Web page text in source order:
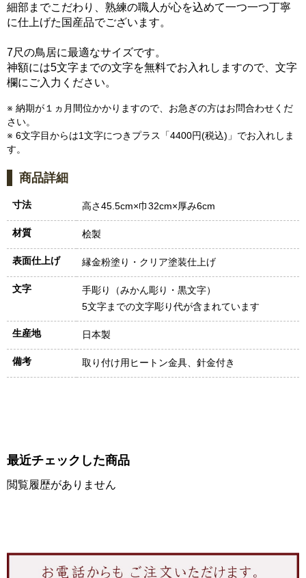
細部までこだわり、熟練の職人が心を込めて一つ一つ丁寧
に仕上げた国産品でございます。
7尺の鳥居に最適なサイズです。
神額には5文字までの文字を無料でお入れしますので、文字
欄にご入力ください。
※ 納期が１ヵ月間位かかりますので、お急ぎの方はお問合わせくだ
さい。
※ 6文字目からは1文字につきプラス「4400円(税込)」でお入れしま
す。
商品詳細
寸法 高さ45.5cm×巾32cm×厚み6cm
材質 桧製
表面仕上げ 縁金粉塗り・クリア塗装仕上げ
文字
手彫り（みかん彫り・黒文字）
5文字までの文字彫り代が含まれています
生産地 日本製
備考 取り付け用ヒートン金具、針金付き
最近チェックした商品
閲覧履歴がありません